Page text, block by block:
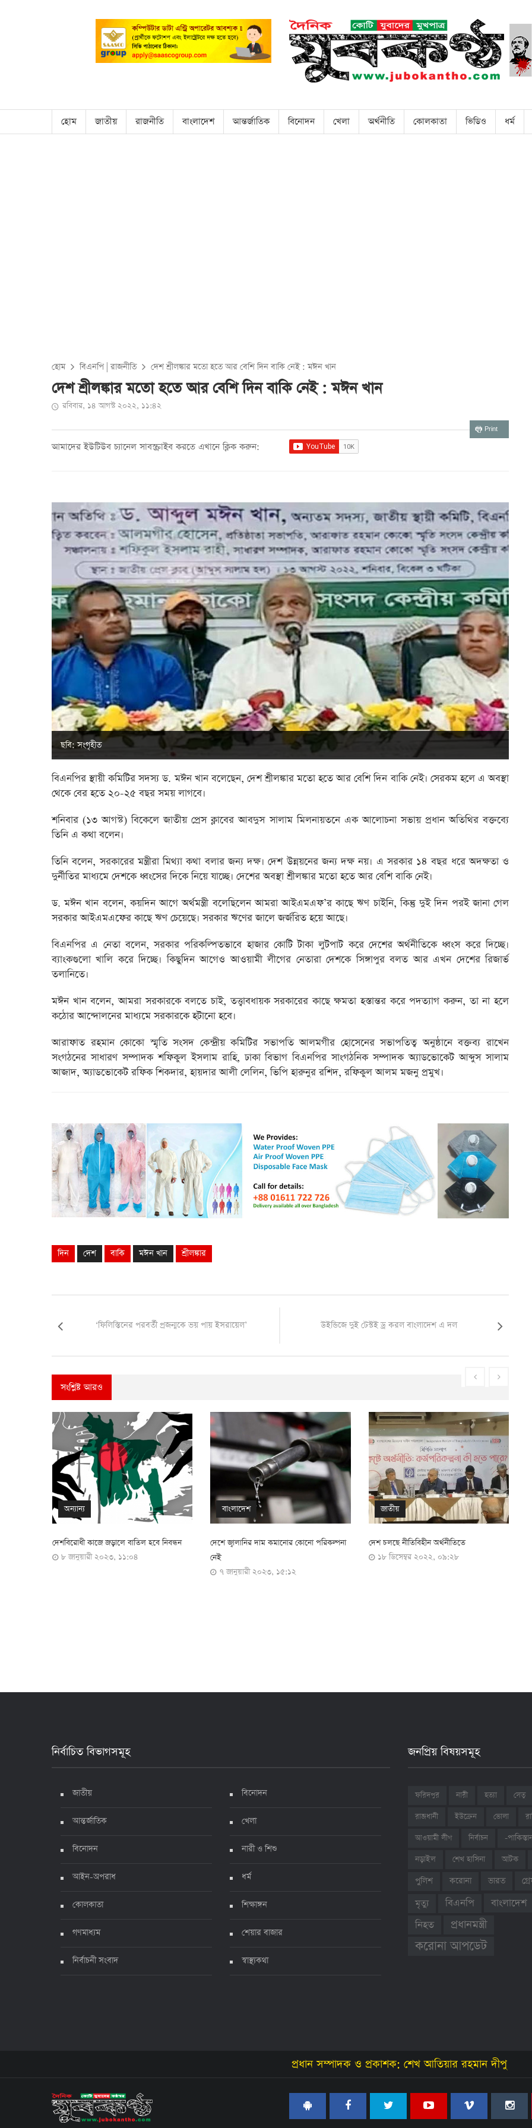
হোম জাতীয় রাজনীতি বাংলাদেশ আন্তর্জাতিক বিনোদন খেলা অর্থনীতি কোলকাতা ভিডিও ধর্ম
হোম বিএনপি|রাজনীতি দেশ শ্রীলঙ্কার মতো হতে আর বেশি দিন বাকি নেই : মঈন খান
দেশ শ্রীলঙ্কার মতো হতে আর বেশি দিন বাকি নেই : মঈন খান
রবিবার, ১৪ আগস্ট ২০২২, ১১:৪২
Print
আমাদের ইউটিউব চ্যানেল সাবস্ক্রাইব করতে এখানে ক্লিক করুন:
ছবি: সংগৃহীত
বিএনপির স্থায়ী কমিটির সদস্য ড. মঈন খান বলেছেন, দেশ শ্রীলঙ্কার মতো হতে আর বেশি দিন বাকি নেই। সেরকম হলে এ অবস্থা
থেকে বের হতে ২০-২৫ বছর সময় লাগবে।
শনিবার (১৩ আগস্ট) বিকেলে জাতীয় প্রেস ক্লাবের আবদুস সালাম মিলনায়তনে এক আলোচনা সভায় প্রধান অতিথির বক্তব্যে
তিনি এ কথা বলেন।
তিনি বলেন, সরকারের মন্ত্রীরা মিথ্যা কথা বলার জন্য দক্ষ। দেশ উন্নয়নের জন্য দক্ষ নয়। এ সরকার ১৪ বছর ধরে অদক্ষতা ও
দুর্নীতির মাধ্যমে দেশকে ধ্বংসের দিকে নিয়ে যাচ্ছে। দেশের অবস্থা শ্রীলঙ্কার মতো হতে আর বেশি বাকি নেই।
ড. মঈন খান বলেন, কয়দিন আগে অর্থমন্ত্রী বলেছিলেন আমরা আইএমএফ’র কাছে ঋণ চাইনি, কিন্তু দুই দিন পরই জানা গেল
সরকার আইএমএফের কাছে ঋণ চেয়েছে। সরকার ঋণের জালে জর্জরিত হয়ে আছে।
বিএনপির এ নেতা বলেন, সরকার পরিকল্পিতভাবে হাজার কোটি টাকা লুটপাট করে দেশের অর্থনীতিকে ধ্বংস করে দিচ্ছে।
ব্যাংকগুলো খালি করে দিচ্ছে। কিছুদিন আগেও আওয়ামী লীগের নেতারা দেশকে সিঙ্গাপুর বলত আর এখন দেশের রিজার্ভ
তলানিতে।
মঈন খান বলেন, আমরা সরকারকে বলতে চাই, তত্ত্বাবধায়ক সরকারের কাছে ক্ষমতা হস্তান্তর করে পদত্যাগ করুন, তা না হলে
কঠোর আন্দোলনের মাধ্যমে সরকারকে হটানো হবে।
আরাফাত রহমান কোকো স্মৃতি সংসদ কেন্দ্রীয় কমিটির সভাপতি আলমগীর হোসেনের সভাপতিত্ব অনুষ্ঠানে বক্তব্য রাখেন
সংগঠনের সাধারণ সম্পাদক শফিকুল ইসলাম রাহি, ঢাকা বিভাগ বিএনপির সাংগঠনিক সম্পাদক অ্যাডভোকেট আব্দুস সালাম
আজাদ, অ্যাডভোকেট রফিক শিকদার, হায়দার আলী লেলিন, ভিপি হারুনুর রশিদ, রফিকুল আলম মজনু প্রমুখ।
দিন দেশ বাকি মঈন খান শ্রীলঙ্কার
‘ফিলিস্তিনের পরবর্তী প্রজন্মকে ভয় পায় ইসরায়েল’ উইন্ডিজে দুই টেস্টই ড্র করল বাংলাদেশ এ দল
সংশ্লিষ্ট আরও
বাংলাদেশ
দেশে জ্বালানির দাম কমানোর কোনো পরিকল্পনা
নেই
জাতীয়
দেশ চলছে নীতিবিহীন অর্থনীতিতে
১৮ ডিসেম্বর ২০২২, ০৯:২৮
অর্থনীতি
আইএমএফ’র ঋণ পেতে আরও শর্ত বাস্তবায়ন
করছে সরকার
নির্বাচিত বিভাগসমূহ
জাতীয়
আন্তর্জাতিক
বিনোদন
আইন-অপরাধ
কোলকাতা
গণমাধ্যম
নির্বাচনী সংবাদ
বিনোদন
খেলা
নারী ও শিশু
ধর্ম
শিক্ষাঙ্গন
শেয়ার বাজার
স্বাস্থ্যকথা
জনপ্রিয় বিষয়সমূহ
ফরিদপুর নারী হত্যা সেতু
রাজধানী ইউক্রেন ভোলা
আওয়ামী লীগ
নির্বাচন
-
নড়াইল
শেখ হাসিনা আটক
পুলিশ
করোনা ভারত
মৃত্যু
বিএনপি
বাংলাদেশ
নিহত
প্রধানমন্ত্রী
করোনা আপডেট
প্রধান সম্পাদক ও প্রকাশক: শেখ আতিয়ার রহমান দীপু